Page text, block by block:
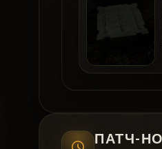
ПАТЧ-